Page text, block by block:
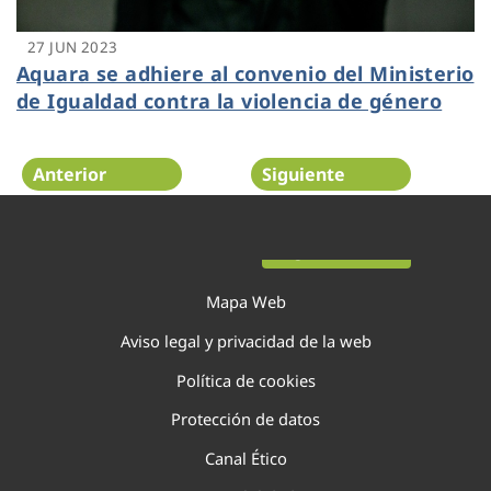
27 JUN 2023
Aquara se adhiere al convenio del Ministerio
de Igualdad contra la violencia de género
Anterior Siguiente
Mapa Web
Aviso legal y privacidad de la web
Política de cookies
Protección de datos
Canal Ético